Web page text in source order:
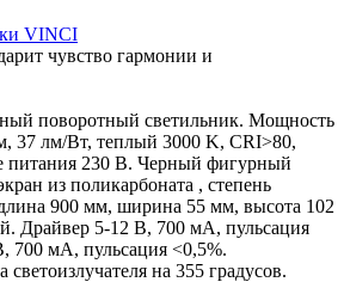
VINCI
чувство гармонии и
поворотный светильник. Мощность
37 лм/Вт, теплый 3000 K, CRI>80,
питания 230 В. Черный фигурный
из поликарбоната , степень
900 мм, ширина 55 мм, высота 102
Драйвер 5-12 В, 700 мА, пульсация
700 мА, пульсация <0,5%.
на 355 градусов.